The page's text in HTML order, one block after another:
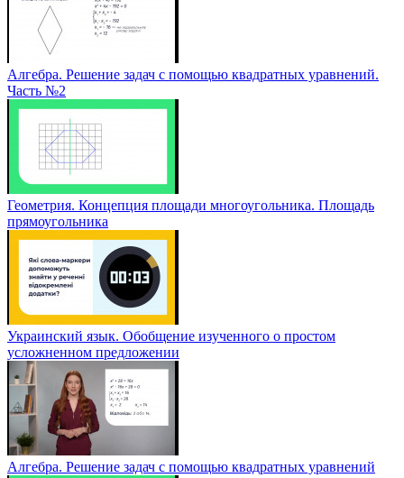
Алгебра. Решение задач с помощью квадратных уравнений.
Часть №2
Геометрия. Концепция площади многоугольника. Площадь
прямоугольника
Украинский язык. Обобщение изученного о простом
усложненном предложении
Алгебра. Решение задач с помощью квадратных уравнений